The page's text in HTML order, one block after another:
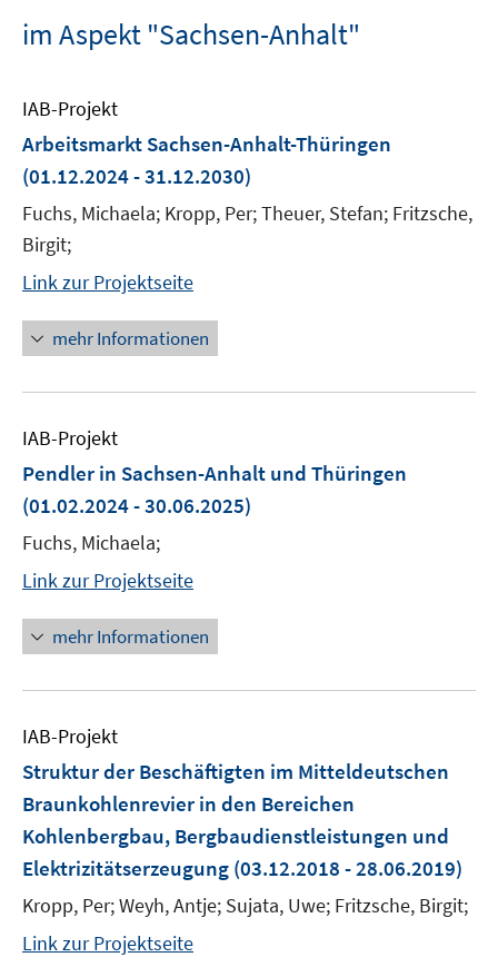
im Aspekt "Sachsen-Anhalt"
IAB-Projekt
Arbeitsmarkt Sachsen-Anhalt-Thüringen
(01.12.2024 - 31.12.2030)
Fuchs, Michaela; Kropp, Per; Theuer, Stefan; Fritzsche,
Birgit;
Link zur Projektseite
mehr Informationen
IAB-Projekt
Pendler in Sachsen-Anhalt und Thüringen
(01.02.2024 - 30.06.2025)
Fuchs, Michaela;
Link zur Projektseite
mehr Informationen
IAB-Projekt
Struktur der Beschäftigten im Mitteldeutschen
Braunkohlenrevier in den Bereichen
Kohlenbergbau, Bergbaudienstleistungen und
Elektrizitätserzeugung (03.12.2018 - 28.06.2019)
Kropp, Per; Weyh, Antje; Sujata, Uwe; Fritzsche, Birgit;
Link zur Projektseite